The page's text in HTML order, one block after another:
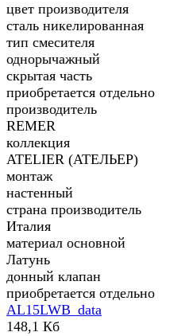
цвет производителя
сталь никелированная
тип смесителя
однорычажный
скрытая часть
приобретается отдельно
производитель
REMER
коллекция
ATELIER (АТЕЛЬЕР)
монтаж
настенный
страна производитель
Италия
материал основной
Латунь
донный клапан
приобретается отдельно
AL15LWB_data
148,1 Кб